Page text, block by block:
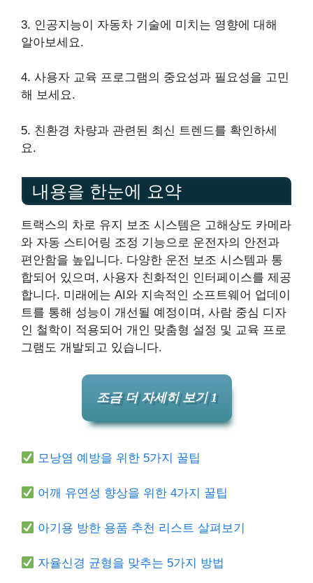
3. 인공지능이 자동차 기술에 미치는 영향에 대해
알아보세요.
4. 사용자 교육 프로그램의 중요성과 필요성을 고민
해 보세요.
5. 친환경 차량과 관련된 최신 트렌드를 확인하세
요.
내용을 한눈에 요약
트랙스의 차로 유지 보조 시스템은 고해상도 카메라
와 자동 스티어링 조정 기능으로 운전자의 안전과
편안함을 높입니다. 다양한 운전 보조 시스템과 통
합되어 있으며, 사용자 친화적인 인터페이스를 제공
합니다. 미래에는 AI와 지속적인 소프트웨어 업데이
트를 통해 성능이 개선될 예정이며, 사람 중심 디자
인 철학이 적용되어 개인 맞춤형 설정 및 교육 프로
그램도 개발되고 있습니다.
조금 더 자세히 보기 1
모낭염 예방을 위한 5가지 꿀팁
어깨 유연성 향상을 위한 4가지 꿀팁
아기용 방한 용품 추천 리스트 살펴보기
자율신경 균형을 맞추는 5가지 방법